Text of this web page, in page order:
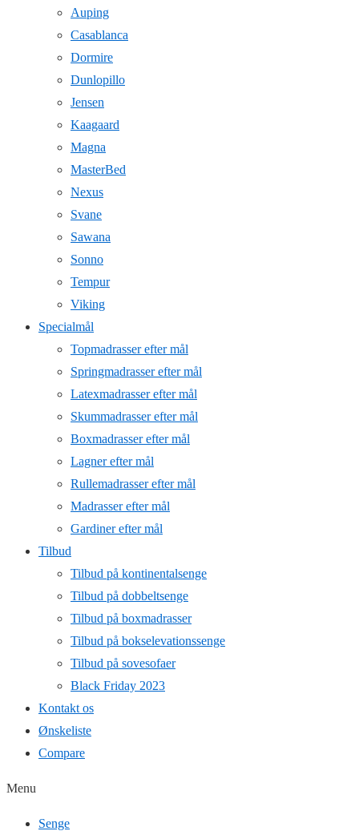
Auping
Casablanca
Dormire
Dunlopillo
Jensen
Kaagaard
Magna
MasterBed
Nexus
Svane
Sawana
Sonno
Tempur
Viking
Specialmål
Topmadrasser efter mål
Springmadrasser efter mål
Latexmadrasser efter mål
Skummadrasser efter mål
Boxmadrasser efter mål
Lagner efter mål
Rullemadrasser efter mål
Madrasser efter mål
Gardiner efter mål
Tilbud
Tilbud på kontinentalsenge
Tilbud på dobbeltsenge
Tilbud på boxmadrasser
Tilbud på bokselevationssenge
Tilbud på sovesofaer
Black Friday 2023
Kontakt os
Ønskeliste
Compare
Menu
Senge